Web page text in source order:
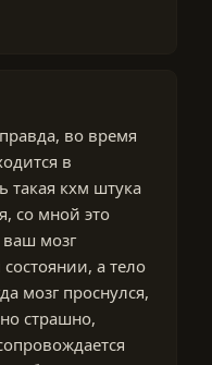
во время
в
такая кхм штука
со мной это
ваш мозг
а тело
мозг проснулся,
страшно,